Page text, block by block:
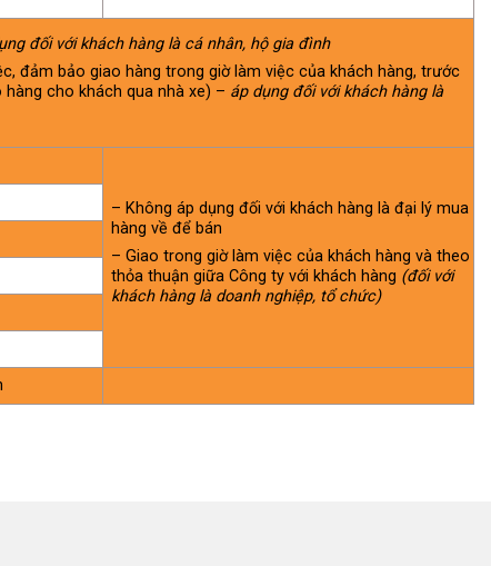
đối với khách hàng là cá nhân, hộ gia đình
đảm bảo giao hàng trong giờ làm việc của khách hàng, trước
cho khách qua nhà xe) – áp dụng đối với khách hàng là
– Không áp dụng đối với khách hàng là đại lý mua
hàng về để bán
– Giao trong giờ làm việc của khách hàng và theo
thỏa thuận giữa Công ty với khách hàng (đối với
khách hàng là doanh nghiệp, tổ chức)